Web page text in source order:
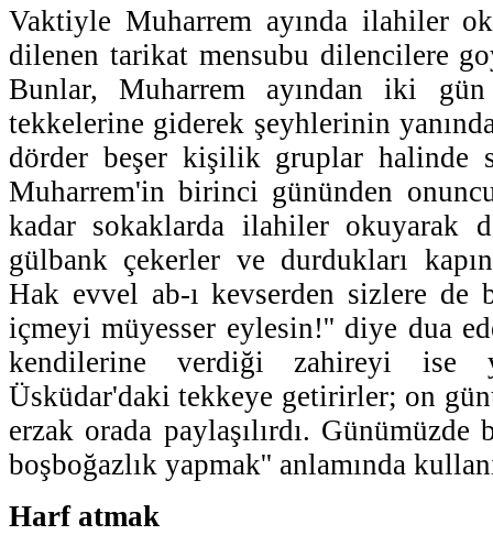
Vaktiyle Muharrem ayında ilahiler
dilenen tarikat mensubu dilencilere
Bunlar, Muharrem ayından iki
tekkelerine giderek şeyhlerinin
dörder beşer kişilik gruplar halinde
Muharrem'in birinci gününden
kadar sokaklarda ilahiler okuyarak
gülbank çekerler ve durdukları
Hak evvel ab-ı kevserden sizlere de
içmeyi müyesser eylesin!'' diye dua
kendilerine verdiği zahireyi ise
Üsküdar'daki tekkeye getirirler; on
erzak orada paylaşılırdı.
boşboğazlık yapmak'' anlamında
Harf atmak